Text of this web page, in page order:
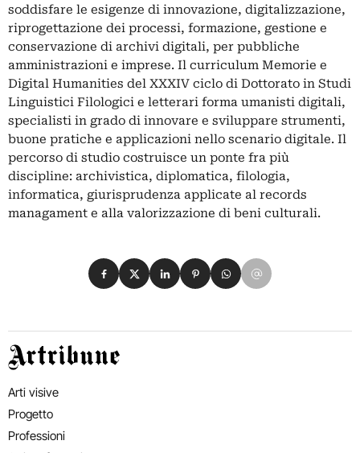
soddisfare le esigenze di innovazione, digitalizzazione,
riprogettazione dei processi, formazione, gestione e
conservazione di archivi digitali, per pubbliche
amministrazioni e imprese. Il curriculum Memorie e
Digital Humanities del XXXIV ciclo di Dottorato in Studi
Linguistici Filologici e letterari forma umanisti digitali,
specialisti in grado di innovare e sviluppare strumenti,
buone pratiche e applicazioni nello scenario digitale. Il
percorso di studio costruisce un ponte fra più
discipline: archivistica, diplomatica, filologia,
informatica, giurisprudenza applicate al records
managament e alla valorizzazione di beni culturali.
Condividi su Facebook
Condividi su X
Condividi su LinkedIn
Condividi su Pinterest
Condividi su WhatsApp
Condividi su Email
Artribune
Arti visive
Progetto
Professioni